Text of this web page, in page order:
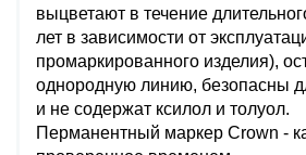
выцветают в течение
лет в зависимости от
промаркированного изделия),
однородную линию, безопасны
и не содержат ксилол и толуол.
Перманентный маркер Crown -